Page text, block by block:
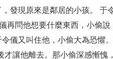
發現原來是鄰居的小孩。 于
再問他想要什麼東西，小偷
儀又叫住他，小偷大為恐懼
才讓他離去。那小偷深感慚